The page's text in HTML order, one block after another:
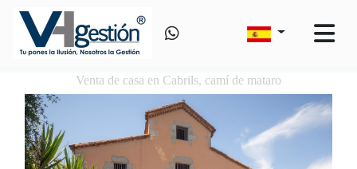
Venta de casa en Cabrils, camí de mataro